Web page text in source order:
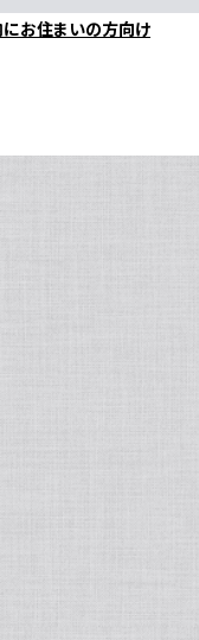
お住まいの方向け